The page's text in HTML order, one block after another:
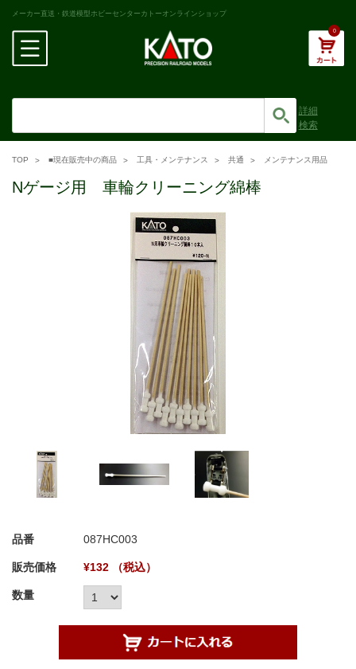
メーカー直送・鉄道模型ホビーセンターカトーオンラインショップ
0
詳細
検索
TOP ■現在販売中の商品 工具・メンテナンス 共通 メンテナンス用品
Nゲージ用 車輪クリーニング綿棒
品番 087HC003
販売価格 ¥132 （税込）
数量